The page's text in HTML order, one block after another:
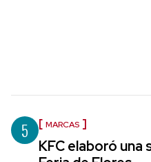
5 MARCAS
KFC elaboró una